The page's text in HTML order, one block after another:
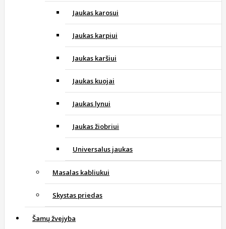
Jaukas karosui
Jaukas karpiui
Jaukas karšiui
Jaukas kuojai
Jaukas lynui
Jaukas žiobriui
Universalus jaukas
Masalas kabliukui
Skystas priedas
Šamų žvejyba